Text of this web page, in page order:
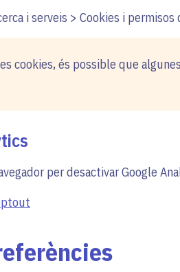
i serveis > Cookies i
cookies, és possible que
per desactivar Google